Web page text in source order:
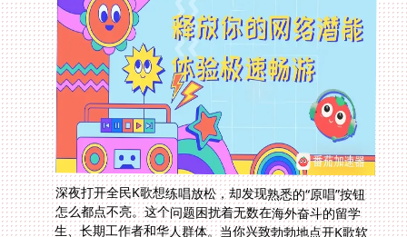
深夜打开全民K歌想练唱放松，却发现熟悉的“原唱”按钮
怎么都点不亮。这个问题困扰着无数在海外奋斗的留学
生、长期工作者和华人群体。当你兴致勃勃地点开K歌软
件准备录一首拿手曲目，却因为无法开启原唱功能导致节
奏错乱、音准失控，那种懊恼感实在难以言表。更糟糕的
是，QQ音乐里的歌单突然大片变灰，连酷狗音乐也提
示“该歌曲在您所在地区暂不可播放”。**全民k歌不能开
原唱怎么办？**核心症结在于这些应用都检测到你正身处
海外网络环境，主动锁定了核心功能。这不仅破坏了娱乐
体验，更是阻断了与国内文化的精神连接。本文将从技术
层面为你解开困扰，提供一个真正有效、稳定又安全的一